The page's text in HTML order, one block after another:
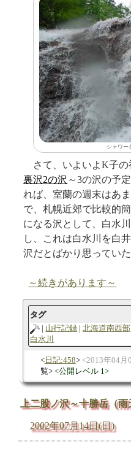
シャワー
さて、いよいよK子
裏沢2の沢 ～3の沢の予
れば、室蘭の週末はあ
で、札幌近郊で比較的
になる沢として、白水
し、これは白水川を白
沢だとばかり思ってい
～続きがあります～
タグ
山行記録
北海道南西部
白水川
日記:458 2013年04月
覧
公開レベル 1
上二股ノ沢～十勝岳（雨
2002年07月14日(日)